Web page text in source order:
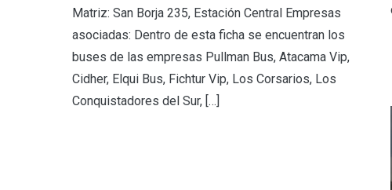
Matriz: San Borja 235, Estación Central Empresas
asociadas: Dentro de esta ficha se encuentran los
buses de las empresas Pullman Bus, Atacama Vip,
Cidher, Elqui Bus, Fichtur Vip, Los Corsarios, Los
Conquistadores del Sur, […]